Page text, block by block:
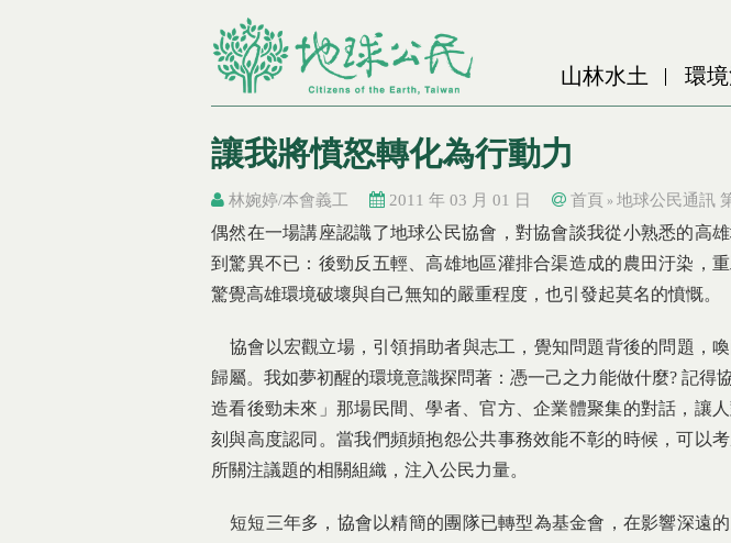
Jump
Jump to
山林水土 環
讓我將憤怒轉化為行動力
林婉婷/本會義工 2011 年 03 月 01 日
您在這裡
首頁 » 地球公民通訊
您在這裡
偶然在一場講座認識了地球公民協會，對協會談我從小熟悉的高
到驚異不已：後勁反五輕、高雄地區灌排合渠造成的農田汙染，
驚覺高雄環境破壞與自己無知的嚴重程度，也引發起莫名的憤慨。
協會以宏觀立場，引領捐助者與志工，覺知問題背後的問題，
歸屬。我如夢初醒的環境意識探問著：憑一己之力能做什麼? 記得
造看後勁未來」那場民間、學者、官方、企業體聚集的對話，讓
刻與高度認同。當我們頻頻抱怨公共事務效能不彰的時候，可以
所關注議題的相關組織，注入公民力量。
短短三年多，協會以精簡的團隊已轉型為基金會，在影響深遠